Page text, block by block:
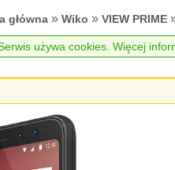
główna » Wiko » VIEW PRIME
używa cookies. Więcej